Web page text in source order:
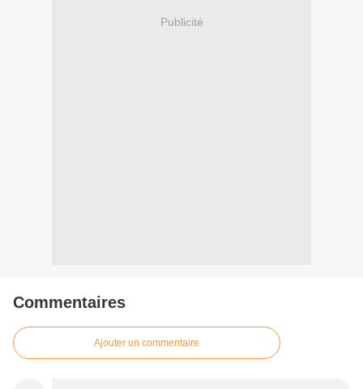
Publicité
Commentaires
Ajouter un commentaire